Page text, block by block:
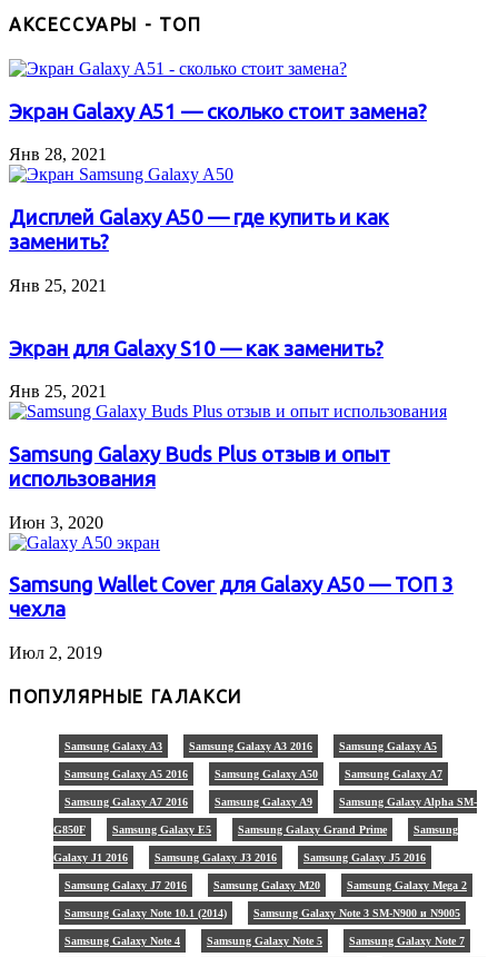
АКСЕССУАРЫ - ТОП
Экран Galaxy A51 — сколько стоит замена?
Янв 28, 2021
Дисплей Galaxy A50 — где купить и как
заменить?
Янв 25, 2021
Экран для Galaxy S10 — как заменить?
Янв 25, 2021
Samsung Galaxy Buds Plus отзыв и опыт
использования
Июн 3, 2020
Samsung Wallet Cover для Galaxy A50 — ТОП 3
чехла
Июл 2, 2019
ПОПУЛЯРНЫЕ ГАЛАКСИ
Samsung Galaxy A3 Samsung Galaxy A3 2016 Samsung Galaxy A5
Samsung Galaxy A5 2016 Samsung Galaxy A50 Samsung Galaxy A7
Samsung Galaxy A7 2016 Samsung Galaxy A9 Samsung Galaxy Alpha SM-
G850F Samsung Galaxy E5 Samsung Galaxy Grand Prime Samsung
Galaxy J1 2016 Samsung Galaxy J3 2016 Samsung Galaxy J5 2016
Samsung Galaxy J7 2016 Samsung Galaxy M20 Samsung Galaxy Mega 2
Samsung Galaxy Note 10.1 (2014) Samsung Galaxy Note 3 SM-N900 и N9005
Samsung Galaxy Note 4 Samsung Galaxy Note 5 Samsung Galaxy Note 7